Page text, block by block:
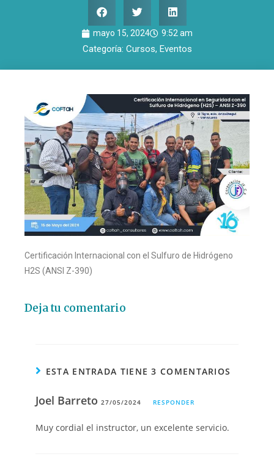
mayo 15, 2024 9:52 am
Categoría: Cursos, Eventos
Certificación Internacional con el Sulfuro de Hidrógeno
H2S (ANSI Z-390)
Deja tu comentario
ESTA ENTRADA TIENE 3 COMENTARIOS
Joel Barreto27/05/2024 RESPONDER
Muy cordial el instructor, un excelente servicio.